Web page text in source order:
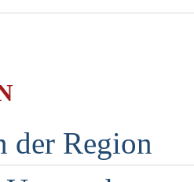
der Region